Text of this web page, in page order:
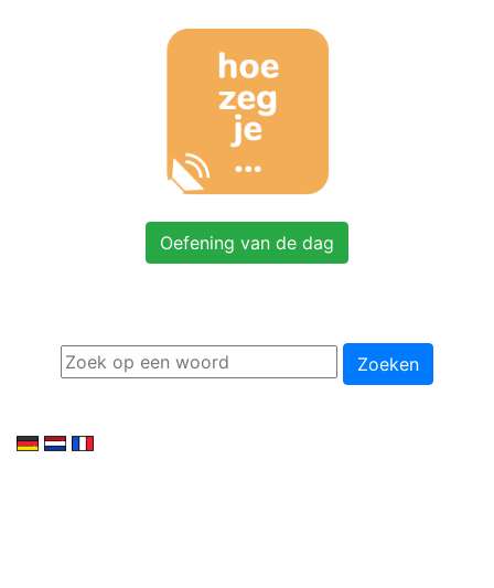
Oefening van de dag
Zoeken